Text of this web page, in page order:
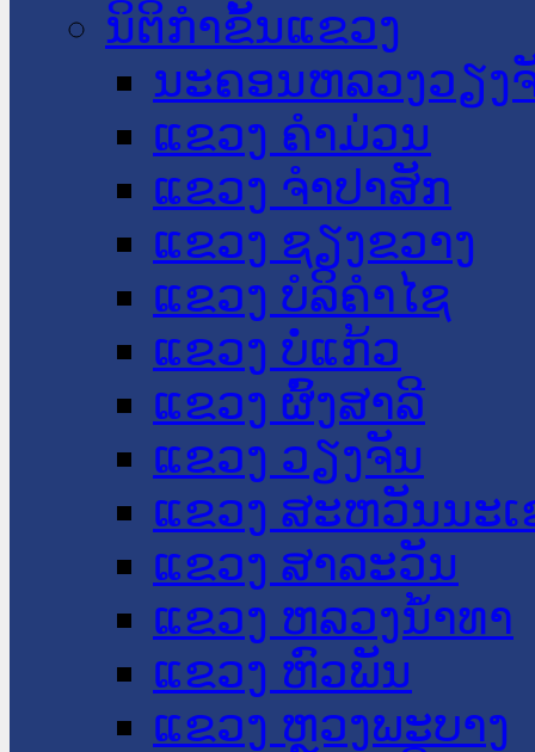
ນິຕິກໍາຂັ້ນແຂວງ
ນະ​ຄອນ​ຫລວງວຽງ
ແຂວງ ຄໍາມ່ວນ
ແຂວງ ຈໍາປາສັກ
ແຂວງ ຊຽງຂວາງ
ແຂວງ ບໍລິຄໍາໄຊ
ແຂວງ ບໍ່ແກ້ວ
ແຂວງ ຜົ້ງສາລີ
ແຂວງ ວຽງຈັນ
ແຂວງ ສະຫວັນນະ
ແຂວງ ສາລະວັນ
ແຂວງ ຫລວງນໍ້າທາ
ແຂວງ ຫົວພັນ
ແຂວງ ຫຼວງພະບາງ